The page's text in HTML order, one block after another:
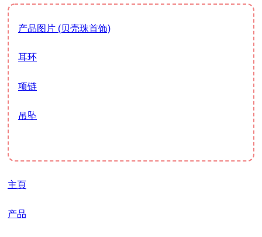
产品图片 (贝壳珠首饰)
耳环
项链
吊坠
主頁
产品